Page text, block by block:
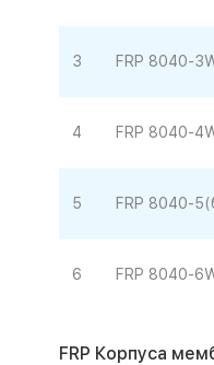
3 FRP 8040-
4 FRP 8040-
5 FRP 8040-
6 FRP 8040-
FRP Корпуса